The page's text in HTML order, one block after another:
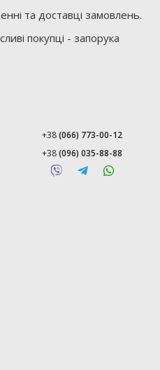
та доставці замовлень.
покупці - запорука
+38(066) 773-00-12
+38(096) 035-88-88